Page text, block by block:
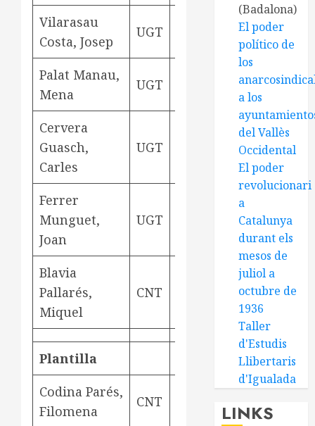
Vilarasau
Costa, Josep
UGT
Palat Manau,
Mena
UGT
Cervera
Guasch,
Carles
UGT
Ferrer
Munguet,
Joan
UGT
Blavia
Pallarés,
Miquel
CNT
Plantilla
Codina Parés,
Filomena
CNT
(Badalona)
El poder
político de
los
a los
del Vallès
Occidental
El poder
revolucionari
a
Catalunya
durant els
mesos de
juliol a
octubre de
1936
Taller
d'Estudis
Llibertaris
d'Igualada
LINKS